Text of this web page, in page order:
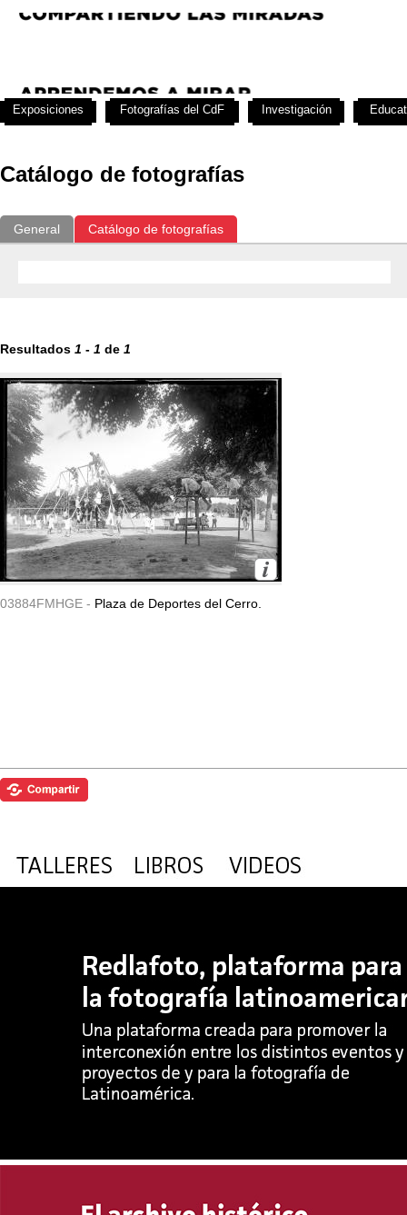
Catálogo de fotografías
General Catálogo de fotografías
Resultados 1 - 1 de 1
03884FMHGE - Plaza de Deportes del Cerro.
Exposiciones Fotografías del CdF Investigación